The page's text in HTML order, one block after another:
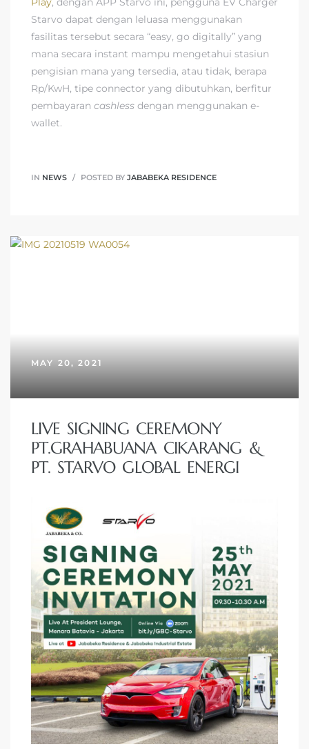
Starvo dapat dengan leluasa menggunakan
fasilitas tersebut secara “easy, go digitally” yang
mana secara instant mampu mengetahui stasiun
pengisian mana yang tersedia, atau tidak, berapa
Rp/KwH, tipe connector yang dibutuhkan, berfitur
pembayaran cashless dengan menggunakan e-
wallet.
IN NEWS POSTED BY JABABEKA RESIDENCE
MAY 20, 2021
LIVE SIGNING CEREMONY
PT.GRAHABUANA CIKARANG &
PT. STARVO GLOBAL ENERGI